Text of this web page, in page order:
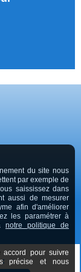
:
du site nous
par exemple de
saississez dans
aussi de mesurer
afin d'améliorer
les paramétrer à
notre politique de
pour suivre
précise et nous